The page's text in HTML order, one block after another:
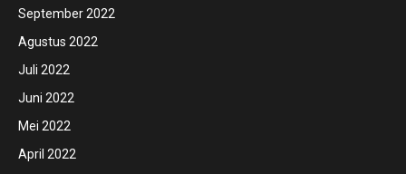
September 2022
Agustus 2022
Juli 2022
Juni 2022
Mei 2022
April 2022